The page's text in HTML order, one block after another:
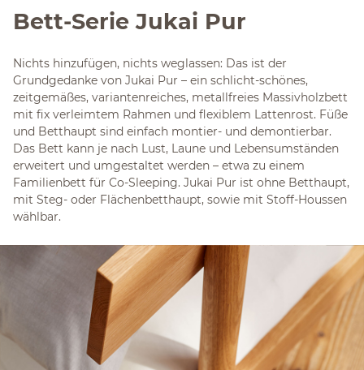
Bett-Serie Jukai Pur
Nichts hinzufügen, nichts weglassen: Das ist der
Grundgedanke von Jukai Pur – ein schlicht-schönes,
zeitgemäßes, variantenreiches, metallfreies Massivholzbett
mit fix verleimtem Rahmen und flexiblem Lattenrost. Füße
und Betthaupt sind einfach montier- und demontierbar.
Das Bett kann je nach Lust, Laune und Lebensumständen
erweitert und umgestaltet werden – etwa zu einem
Familienbett für Co-Sleeping. Jukai Pur ist ohne Betthaupt,
mit Steg- oder Flächenbetthaupt, sowie mit Stoff-Houssen
wählbar.